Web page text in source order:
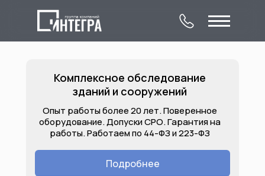
Комплексное
обследование
зданий и сооружений
О компании
Услуги
Объекты
Лицензии
Контакты
Комплексное обследование
зданий и сооружений
Подробнее
Опыт работы более 20 лет. Поверенное
оборудование. Допуски СРО. Гарантия на
работы. Работаем по 44-ФЗ и 223-ФЗ